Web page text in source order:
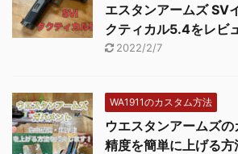
エスタンアームズ SV
クティカル5.4をレビ
2022/2/7
WA1911のカスタム方法
ウエスタンアームズ
精度を簡単に上げる方